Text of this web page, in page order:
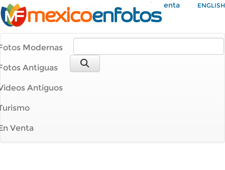
Mi Cuenta ENGLISH
Modernas
Antiguas
Antiguos
Venta